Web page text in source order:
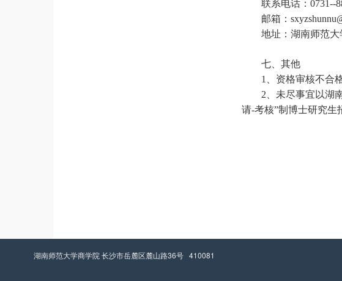
联系电话： 0731--
邮箱：
地址：湖南师范
七、其他
1、资格审核不合
2、未尽事宜以湖
请-考核”制博士研究生
湖南师范大学商学院 长沙市岳麓区麓山路36号 410081